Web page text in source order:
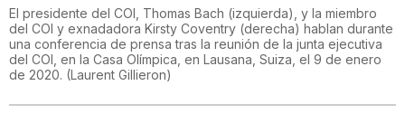
El presidente del COI, Thomas Bach (izquierda), y la miembro
del COI y exnadadora Kirsty Coventry (derecha) hablan durante
una conferencia de prensa tras la reunión de la junta ejecutiva
del COI, en la Casa Olímpica, en Lausana, Suiza, el 9 de enero
de 2020. (Laurent Gillieron)